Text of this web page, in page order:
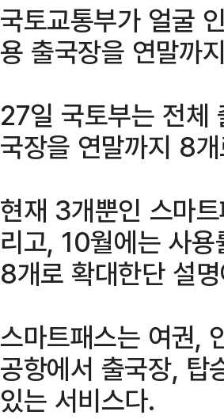
국토교통부가 얼굴
용 출국장을 연말까
27일 국토부는 전체
국장을 연말까지 8
현재 3개뿐인 스마
리고, 10월에는 사
8개로 확대한단 설
스마트패스는 여권,
공항에서 출국장, 탑
있는 서비스다.